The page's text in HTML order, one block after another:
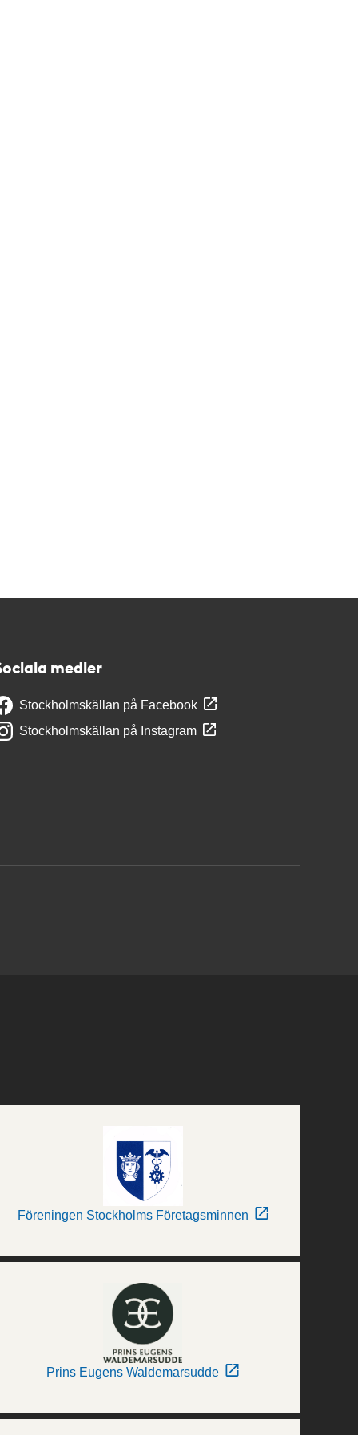
medier
Stockholmskällan på Facebook
Stockholmskällan på Instagram
Föreningen Stockholms Företagsminnen
Prins Eugens Waldemarsudde